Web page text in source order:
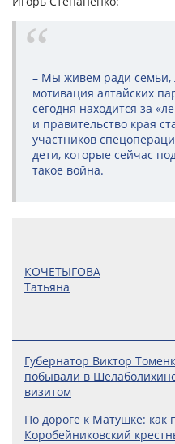
– Мы живем ради семьи,
мотивация алтайских
сегодня находится за
и правительство края
участников
дети, которые сейчас
такое война.
КОЧЕТЫГОВА
Татьяна
Губернатор Виктор
побывали в
визитом
По дороге к Матушке: как
Коробейниковский